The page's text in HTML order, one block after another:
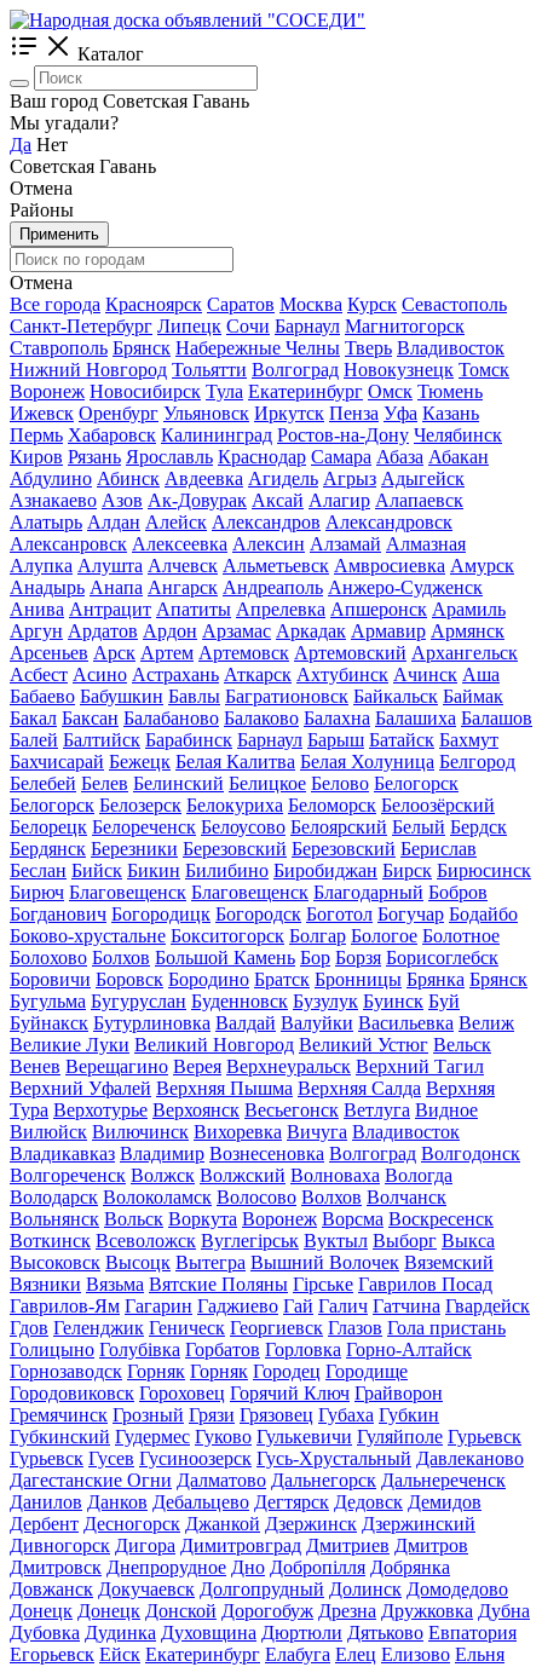
Каталог
Ваш город Советская Гавань
Мы угадали?
Да Нет
Советская Гавань
Отмена
Районы
Применить
Отмена
Все города Красноярск Саратов Москва Курск Севастополь
Санкт-Петербург Липецк Сочи Барнаул Магнитогорск
Ставрополь Брянск Набережные Челны Тверь Владивосток
Нижний Новгород Тольятти Волгоград Новокузнецк Томск
Воронеж Новосибирск Тула Екатеринбург Омск Тюмень
Ижевск Оренбург Ульяновск Иркутск Пенза Уфа Казань
Пермь Хабаровск Калининград Ростов-на-Дону Челябинск
Киров Рязань Ярославль Краснодар Самара Абаза Абакан
Абдулино Абинск Авдеевка Агидель Агрыз Адыгейск
Азнакаево Азов Ак-Довурак Аксай Алагир Алапаевск
Алатырь Алдан Алейск Александров Александровск
Алексанровск Алексеевка Алексин Алзамай Алмазная
Алупка Алушта Алчевск Альметьевск Амвросиевка Амурск
Анадырь Анапа Ангарск Андреаполь Анжеро-Судженск
Анива Антрацит Апатиты Апрелевка Апшеронск Арамиль
Аргун Ардатов Ардон Арзамас Аркадак Армавир Армянск
Арсеньев Арск Артем Артемовск Артемовский Архангельск
Асбест Асино Астрахань Аткарск Ахтубинск Ачинск Аша
Бабаево Бабушкин Бавлы Багратионовск Байкальск Баймак
Бакал Баксан Балабаново Балаково Балахна Балашиха Балашов
Балей Балтийск Барабинск Барнаул Барыш Батайск Бахмут
Бахчисарай Бежецк Белая Калитва Белая Холуница Белгород
Белебей Белев Белинский Белицкое Белово Белогорск
Белогорск Белозерск Белокуриха Беломорск Белоозёрский
Белорецк Белореченск Белоусово Белоярский Белый Бердск
Бердянск Березники Березовский Березовский Берислав
Беслан Бийск Бикин Билибино Биробиджан Бирск Бирюсинск
Бирюч Благовещенск Благовещенск Благодарный Бобров
Богданович Богородицк Богородск Боготол Богучар Бодайбо
Боково-хрустальне Бокситогорск Болгар Бологое Болотное
Болохово Болхов Большой Камень Бор Борзя Борисоглебск
Боровичи Боровск Бородино Братск Бронницы Брянка Брянск
Бугульма Бугуруслан Буденновск Бузулук Буинск Буй
Буйнакск Бутурлиновка Валдай Валуйки Васильевка Велиж
Великие Луки Великий Новгород Великий Устюг Вельск
Венев Верещагино Верея Верхнеуральск Верхний Тагил
Верхний Уфалей Верхняя Пышма Верхняя Салда Верхняя
Тура Верхотурье Верхоянск Весьегонск Ветлуга Видное
Вилюйск Вилючинск Вихоревка Вичуга Владивосток
Владикавказ Владимир Вознесеновка Волгоград Волгодонск
Волгореченск Волжск Волжский Волноваха Вологда
Володарск Волоколамск Волосово Волхов Волчанск
Вольнянск Вольск Воркута Воронеж Ворсма Воскресенск
Воткинск Всеволожск Вуглегірськ Вуктыл Выборг Выкса
Высоковск Высоцк Вытегра Вышний Волочек Вяземский
Вязники Вязьма Вятские Поляны Гірське Гаврилов Посад
Гаврилов-Ям Гагарин Гаджиево Гай Галич Гатчина Гвардейск
Гдов Геленджик Геническ Георгиевск Глазов Гола пристань
Голицыно Голубівка Горбатов Горловка Горно-Алтайск
Горнозаводск Горняк Горняк Городец Городище
Городовиковск Гороховец Горячий Ключ Грайворон
Гремячинск Грозный Грязи Грязовец Губаха Губкин
Губкинский Гудермес Гуково Гулькевичи Гуляйполе Гурьевск
Гурьевск Гусев Гусиноозерск Гусь-Хрустальный Давлеканово
Дагестанские Огни Далматово Дальнегорск Дальнереченск
Данилов Данков Дебальцево Дегтярск Дедовск Демидов
Дербент Десногорск Джанкой Дзержинск Дзержинский
Дивногорск Дигора Димитровград Дмитриев Дмитров
Дмитровск Днепрорудное Дно Добропілля Добрянка
Довжанск Докучаевск Долгопрудный Долинск Домодедово
Донецк Донецк Донской Дорогобуж Дрезна Дружковка Дубна
Дубовка Дудинка Духовщина Дюртюли Дятьково Евпатория
Егорьевск Ейск Екатеринбург Елабуга Елец Елизово Ельня